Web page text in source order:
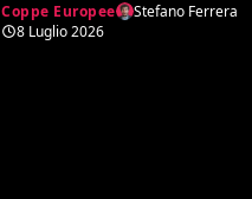
la bordata ad Allegri e
Mourinho
Coppe Europee
Stefano Ferrera
8 Luglio 2026